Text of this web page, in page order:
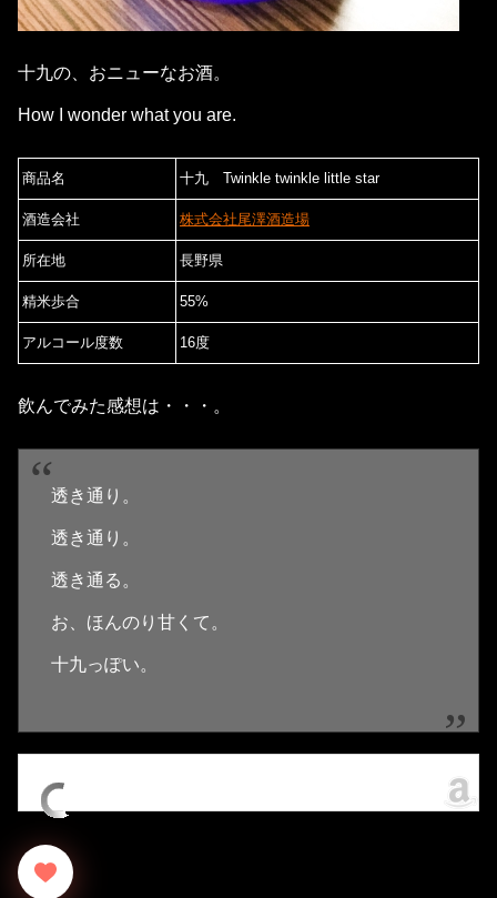
十九の、おニューなお酒。
How I wonder what you are.
商品名 十九 Twinkle twinkle little star
酒造会社 株式会社尾澤酒造場
所在地 長野県
精米歩合 55%
アルコール度数 16度
飲んでみた感想は・・・。
透き通り。
透き通り。
透き通る。
お、ほんのり甘くて。
十九っぽい。